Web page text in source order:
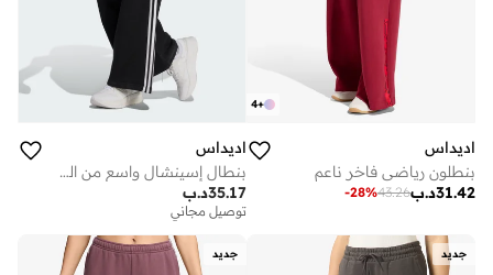
+
4
اديداس
بنطلون رياضي فاخر ناعم
د.ب31.42
43.26
-28%
اديداس
بنطال إسينشال واسع من الفيليس مزين بـ 3 خطوط
د.ب35.17
توصيل مجاني
جديد جديد